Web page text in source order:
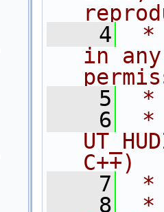
    4
*
in
    5
*
    6
*
C++)
    7
*
    8
*